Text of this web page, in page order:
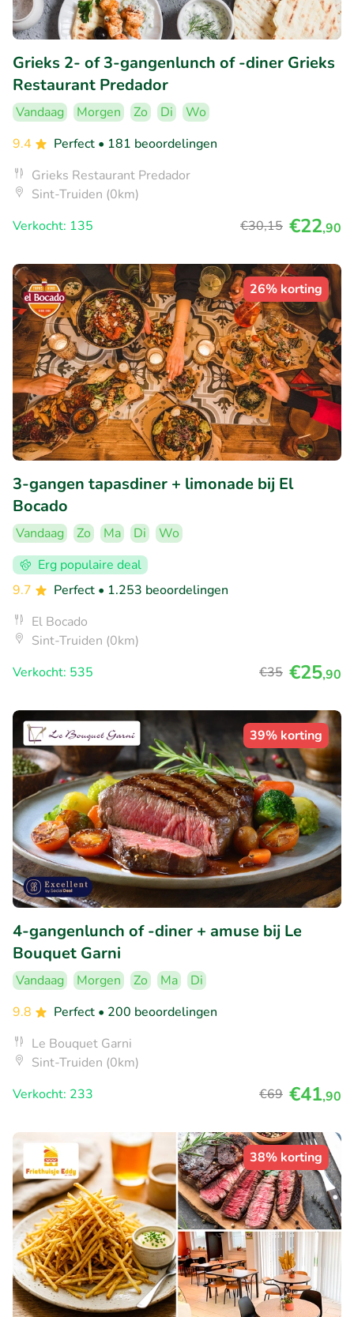
Grieks 2- of 3-gangenlunch of -diner Grieks
Restaurant Predador
Vandaag Morgen Zo Di
Wo
9.4
Perfect • 181 beoordelingen
Grieks Restaurant Predador
Sint-Truiden (0km)
Verkocht: 135
€30,15 €22,90
26% korting
3-gangen tapasdiner + limonade bij El
Bocado
Vandaag Zo Ma Di
Wo
Erg populaire deal
9.7
Perfect • 1.253 beoordelingen
El Bocado
Sint-Truiden (0km)
Verkocht: 535
€35 €25,90
39% korting
4-gangenlunch of -diner + amuse bij Le
Bouquet Garni
Vandaag Morgen Zo Ma
Di
9.8
Perfect • 200 beoordelingen
Le Bouquet Garni
Sint-Truiden (0km)
Verkocht: 233
€69 €41,90
38% korting